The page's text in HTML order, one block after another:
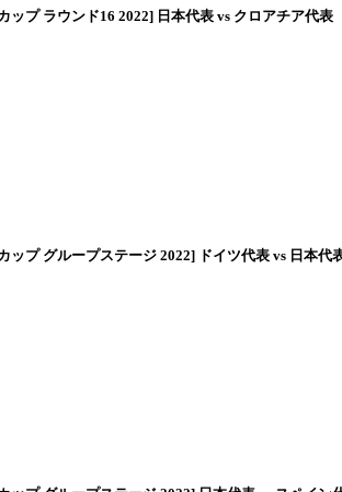
ップ ラウンド16 2022] 日本代表 vs クロアチア代表
ップ グループステージ 2022] ドイツ代表 vs 日本代